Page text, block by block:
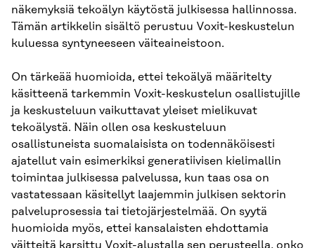
näkemyksiä tekoälyn käytöstä julkisessa hallinnossa.
Tämän artikkelin sisältö perustuu Voxit-keskustelun
kuluessa syntyneeseen väiteaineistoon.
On tärkeää huomioida, ettei tekoälyä määritelty
käsitteenä tarkemmin Voxit-keskustelun osallistujille
ja keskusteluun vaikuttavat yleiset mielikuvat
tekoälystä. Näin ollen osa keskusteluun
osallistuneista suomalaisista on todennäköisesti
ajatellut vain esimerkiksi generatiivisen kielimallin
toimintaa julkisessa palvelussa, kun taas osa on
vastatessaan käsitellyt laajemmin julkisen sektorin
palveluprosessia tai tietojärjestelmää. On syytä
huomioida myös, ettei kansalaisten ehdottamia
väitteitä karsittu Voxit-alustalla sen perusteella, onko